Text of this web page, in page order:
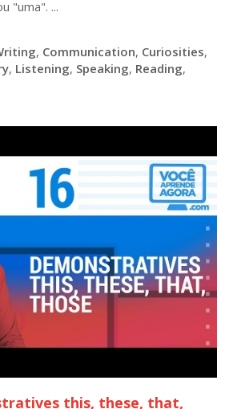
"uma". ...
, Communication, Curiosities,
, Listening, Speaking, Reading,
this, these, that,